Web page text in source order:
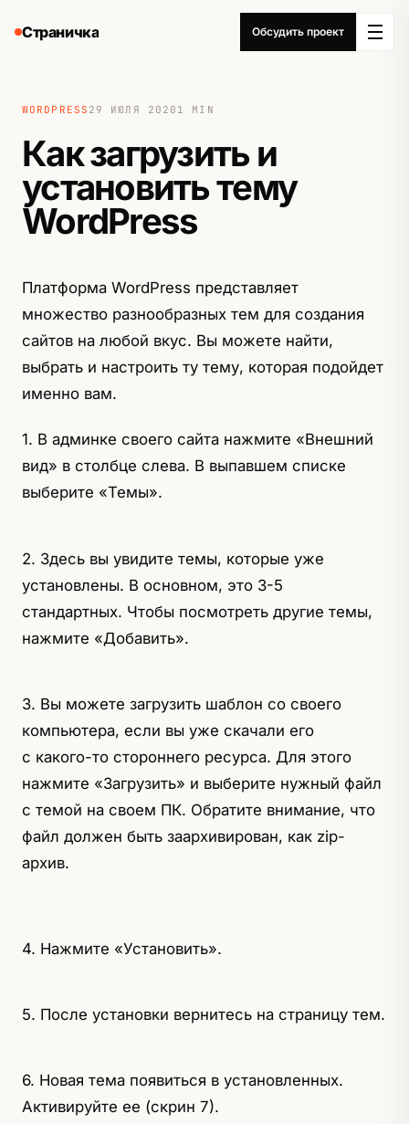
Страничка Обсудить проект
WORDPRESS 29 ИЮЛЯ 2020 1 MIN
Как загрузить и
установить тему
WordPress
Платформа WordPress представляет
множество разнообразных тем для создания
сайтов на любой вкус. Вы можете найти,
выбрать и настроить ту тему, которая подойдет
именно вам.
1. В админке своего сайта нажмите «Внешний
вид» в столбце слева. В выпавшем списке
выберите «Темы».
2. Здесь вы увидите темы, которые уже
установлены. В основном, это 3-5
стандартных. Чтобы посмотреть другие темы,
нажмите «Добавить».
3. Вы можете загрузить шаблон со своего
компьютера, если вы уже скачали его
с какого-то стороннего ресурса. Для этого
нажмите «Загрузить» и выберите нужный файл
с темой на своем ПК. Обратите внимание, что
файл должен быть заархивирован, как zip-
архив.
4. Нажмите «Установить».
5. После установки вернитесь на страницу тем.
6. Новая тема появиться в установленных.
Активируйте ее (скрин 7).